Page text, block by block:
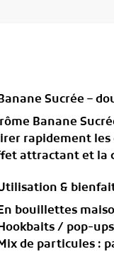
Sucrée –
Banane
rapidement les
attractant et
&
bouillettes
/ pop-ups
de particules: